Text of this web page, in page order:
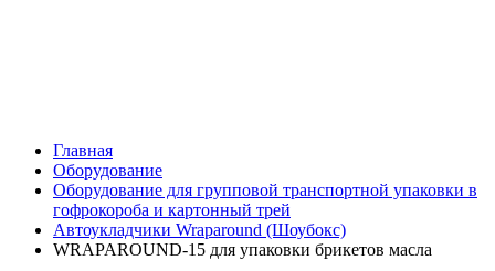
Главная
Оборудование
Оборудование для групповой транспортной упаковки в
гофрокороба и картонный трей
Автоукладчики Wraparound (Шоубокс)
WRAPAROUND-15 для упаковки брикетов масла